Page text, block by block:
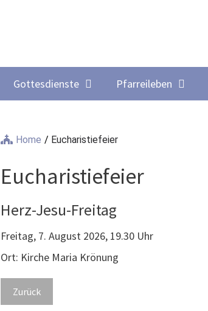
Gottesdienste Pfarreileben
Home / Eucharistiefeier
Eucharistiefeier
Herz-Jesu-Freitag
Freitag, 7. August 2026, 19.30 Uhr
Ort: Kirche Maria Krönung
Zurück